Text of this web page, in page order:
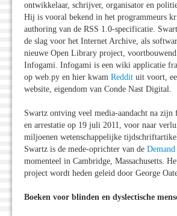
ontwikkelaar, schrijver, organisator en
Hij is vooral bekend in het programmeurs
authoring van de RSS 1.0-specificatie.
de slag voor het Internet Archive, als
nieuwe Open Library project,
Infogami. Infogami is een wiki applicatie
op web.py en hier kwam Reddit uit voort,
website, eigendom van Conde Nast Digital.
Swartz ontving veel media-aandacht na zijn
en arrestatie op 19 juli 2011, voor naar
miljoenen wetenschappelijke
Swartz is de mede-oprichter van de Demand
momenteel in Cambridge, Massachusetts.
project wordt heden geleid door George
Boeken voor blinden en dyslectische